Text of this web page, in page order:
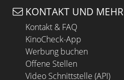
KONTAKT UND MEHR
Kontakt & FAQ
KinoCheck-App
Werbung buchen
Offene Stellen
Video Schnittstelle (API)